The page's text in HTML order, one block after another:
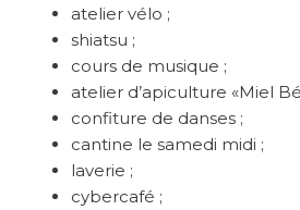
atelier vélo ;
shiatsu ;
cours de musique ;
atelier d’apiculture «Miel
confiture de danses ;
cantine le samedi midi ;
laverie ;
cybercafé ;